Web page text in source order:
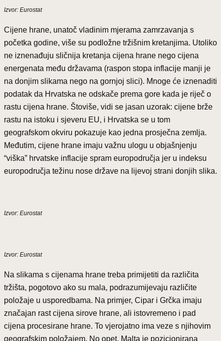
Izvor: Eurostat
Cijene hrane, unatoč vladinim mjerama zamrzavanja s
početka godine, više su podložne tržišnim kretanjima. Utoliko
ne iznenađuju sličnija kretanja cijena hrane nego cijena
energenata među državama (raspon stopa inflacije manji je
na donjim slikama nego na gornjoj slici). Mnoge će iznenaditi
podatak da Hrvatska ne odskače prema gore kada je riječ o
rastu cijena hrane. Štoviše, vidi se jasan uzorak: cijene brže
rastu na istoku i sjeveru EU, i Hrvatska se u tom
geografskom okviru pokazuje kao jedna prosječna zemlja.
Međutim, cijene hrane imaju važnu ulogu u objašnjenju
“viška” hrvatske inflacije spram europodručja jer u indeksu
europodručja težinu nose države na lijevoj strani donjih slika.
Izvor: Eurostat
Izvor: Eurostat
Na slikama s cijenama hrane treba primijetiti da različita
tržišta, pogotovo ako su mala, podrazumijevaju različite
položaje u usporedbama. Na primjer, Cipar i Grčka imaju
značajan rast cijena sirove hrane, ali istovremeno i pad
cijena procesirane hrane. To vjerojatno ima veze s njihovim
geografskim položajem. No opet, Malta je pozicionirana